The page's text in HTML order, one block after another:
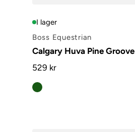
I lager
Boss Equestrian
Calgary Huva Pine Groove
529 kr